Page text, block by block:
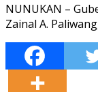
NUNUKAN –
Zainal A.